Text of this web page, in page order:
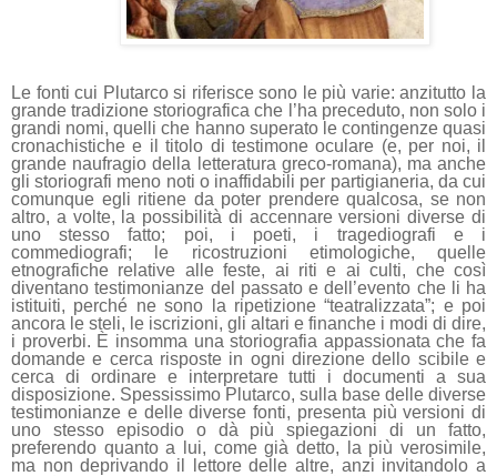
Le fonti cui Plutarco si riferisce sono le più varie: anzitutto la
grande tradizione storiografica che l’ha preceduto, non solo i
grandi nomi, quelli che hanno superato le contingenze quasi
cronachistiche e il titolo di testimone oculare (e, per noi, il
grande naufragio della letteratura greco-romana), ma anche
gli storiografi meno noti o inaffidabili per partigianeria, da cui
comunque egli ritiene da poter prendere qualcosa, se non
altro, a volte, la possibilità di accennare versioni diverse di
uno stesso fatto; poi, i poeti, i tragediografi e i
commediografi; le ricostruzioni etimologiche, quelle
etnografiche relative alle feste, ai riti e ai culti, che così
diventano testimonianze del passato e dell’evento che li ha
istituiti, perché ne sono la ripetizione “teatralizzata”; e poi
ancora le steli, le iscrizioni, gli altari e finanche i modi di dire,
i proverbi. È insomma una storiografia appassionata che fa
domande e cerca risposte in ogni direzione dello scibile e
cerca di ordinare e interpretare tutti i documenti a sua
disposizione. Spessissimo Plutarco, sulla base delle diverse
testimonianze e delle diverse fonti, presenta più versioni di
uno stesso episodio o dà più spiegazioni di un fatto,
preferendo quanto a lui, come già detto, la più verosimile,
ma non deprivando il lettore delle altre, anzi invitandolo a